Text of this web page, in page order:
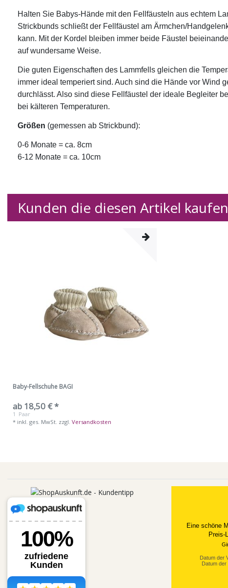
Halten Sie Babys-Hände mit den Fellfäusteln aus echtem
Strickbunds schließt der Fellfäustel am Ärmchen/
kann. Mit der Kordel bleiben immer beide Fäustel
auf wundersame Weise.
Die guten Eigenschaften des Lammfells gleichen die
immer ideal temperiert sind. Auch sind die Hände vor Wind
durchlässt. Also sind diese Fellfäustel der ideale Begleiter
bei kälteren Temperaturen.
Größen (gemessen ab Strickbund):
0-6 Monate = ca. 8cm
6-12 Monate = ca. 10cm
Kunden die diesen Artikel
Baby-Fellschuhe BAGI
ab 18,50 € *
1 Paar
* inkl. ges. MwSt. zzgl.Versandkosten
Eine schöne
Preis-
Datum der
Datum der